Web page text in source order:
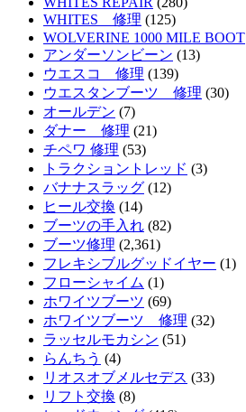
WHITES 修理 (125)
WOLVERINE 1000 MILE BOOT
アンダーソンビーン (13)
ウエスコ 修理 (139)
ウエスタンブーツ 修理 (30)
オールデン (7)
ダナー 修理 (21)
チペワ 修理 (53)
トラクショントレッド (3)
バナナスラッグ (12)
ヒール交換 (14)
ブーツの手入れ (82)
ブーツ修理 (2,361)
フレキシブルグッドイヤー (1)
フローシャイム (1)
ホワイツブーツ (69)
ホワイツブーツ 修理 (32)
ラッセルモカシン (51)
らんちう (4)
リオスオブメルセデス (33)
リフト交換 (8)